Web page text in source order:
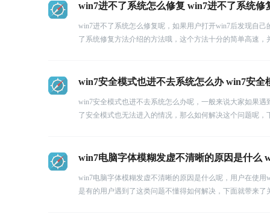
win7进不了系统怎么修复 win7进不了系统修
win7进不了系统怎么修复呢，如果用户打开win7后发现自
了系统修复方法介绍的方法哦，这个方法十分的简单高速
win7安全模式也进不去系统怎么办 win7安全
win7安全模式也进不去系统怎么办呢，一般来说大家如果
了安全模式也无法进入的情况，那么如何解决这个问题呢
win7电脑字体模糊发虚不清晰的原因是什么
win7电脑字体模糊发虚不清晰的原因是什么呢，用户在使
是有的用户遇到了这类问题不懂得如何解决，下面就带来